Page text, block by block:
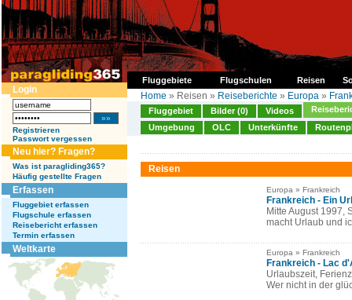
Fluggebiete Flugschulen Reisen
Login
Registrieren
Passwort vergessen
Neu hier? Fragen?
Was ist paragliding365?
Häufig gestellte Fragen
Erfassen
Fluggebiet erfassen
Flugschule erfassen
Reisebericht erfassen
Termin erfassen
Weltkarte
Home » Reisen » Reiseberichte » Europa »
Fluggebiet Bilder (0) Videos
Umgebung
OLC Unterkünfte
Reisen
Europa » Frankreich
Frankreich - Ein
Mitte August 1997,
macht Urlaub und
Europa » Frankreich
Frankreich - Lac
Urlaubszeit,
Wer nicht in der